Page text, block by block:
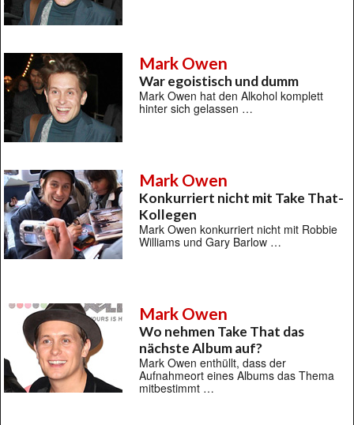
Mark Owen
War egoistisch und dumm
Mark Owen hat den Alkohol komplett
hinter sich gelassen …
Mark Owen
Konkurriert nicht mit Take That-
Kollegen
Mark Owen konkurriert nicht mit Robbie
Williams und Gary Barlow …
Mark Owen
Wo nehmen Take That das
nächste Album auf?
Mark Owen enthüllt, dass der
Aufnahmeort eines Albums das Thema
mitbestimmt …